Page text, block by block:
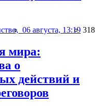
06 августа, 13:19 318
мира:
о
действий и